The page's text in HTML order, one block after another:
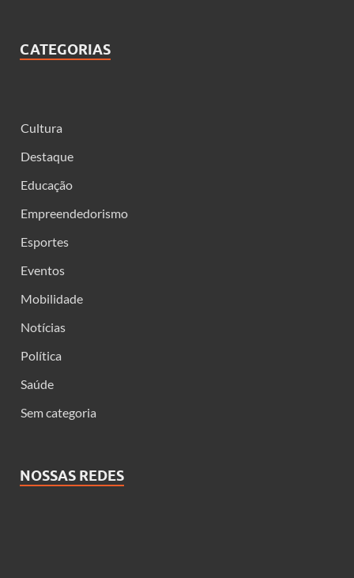
CATEGORIAS
Cultura
Destaque
Educação
Empreendedorismo
Esportes
Eventos
Mobilidade
Notícias
Política
Saúde
Sem categoria
NOSSAS REDES